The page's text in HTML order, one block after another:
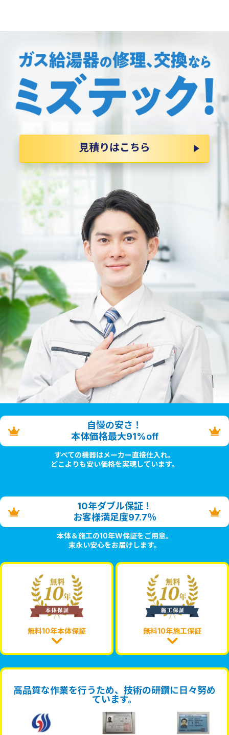
見積りはこちら
自慢の安さ！
本体価格最大91%off
すべての機器はメーカー直接仕入れ。
どこよりも安い価格を実現しています。
10年ダブル保証！
お客様満足度97.7％
本体＆施工の10年W保証をご用意。
末永い安心をお届けします。
無料10年本体保証 無料10年施工保証
高品質な作業を行うため、技術の研鑽に日々努め
ています。